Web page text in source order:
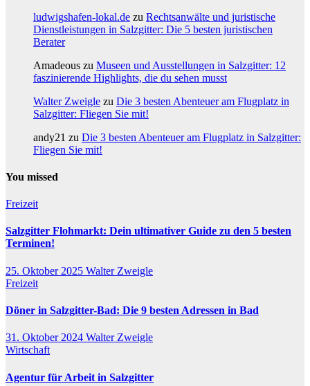
ludwigshafen-lokal.de zu Rechtsanwälte und juristische
Dienstleistungen in Salzgitter: Die 5 besten juristischen
Berater
Amadeous zu Museen und Ausstellungen in Salzgitter: 12
faszinierende Highlights, die du sehen musst
Walter Zweigle zu Die 3 besten Abenteuer am Flugplatz in
Salzgitter: Fliegen Sie mit!
andy21 zu Die 3 besten Abenteuer am Flugplatz in Salzgitter:
Fliegen Sie mit!
You missed
Freizeit
Salzgitter Flohmarkt: Dein ultimativer Guide zu den 5 besten
Terminen!
25. Oktober 2025 Walter Zweigle
Freizeit
Döner in Salzgitter-Bad: Die 9 besten Adressen in Bad
31. Oktober 2024 Walter Zweigle
Wirtschaft
Agentur für Arbeit in Salzgitter